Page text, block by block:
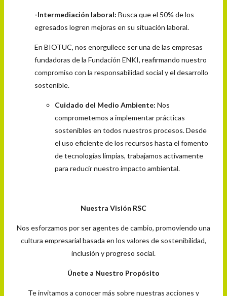
-Intermediación laboral: Busca que el 50% de los
egresados logren mejoras en su situación laboral.
En BIOTUC, nos enorgullece ser una de las empresas
fundadoras de la Fundación ENKI, reafirmando nuestro
compromiso con la responsabilidad social y el desarrollo
sostenible.
Cuidado del Medio Ambiente: Nos
comprometemos a implementar prácticas
sostenibles en todos nuestros procesos. Desde
el uso eficiente de los recursos hasta el fomento
de tecnologías limpias, trabajamos activamente
para reducir nuestro impacto ambiental.
Nuestra Visión RSC
Nos esforzamos por ser agentes de cambio, promoviendo una
cultura empresarial basada en los valores de sostenibilidad,
inclusión y progreso social.
Únete a Nuestro Propósito
Te invitamos a conocer más sobre nuestras acciones y